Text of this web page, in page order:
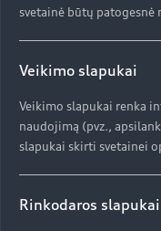
kiekvieną
Skaitmeninė
panoraminis
prietaisų skydelį
svetainė būtų patogesnė
Veikimo slapukai
Veikimo slapukai renka
naudojimą (pvz.,
slapukai skirti svetainei
Rinkodaros slapukai